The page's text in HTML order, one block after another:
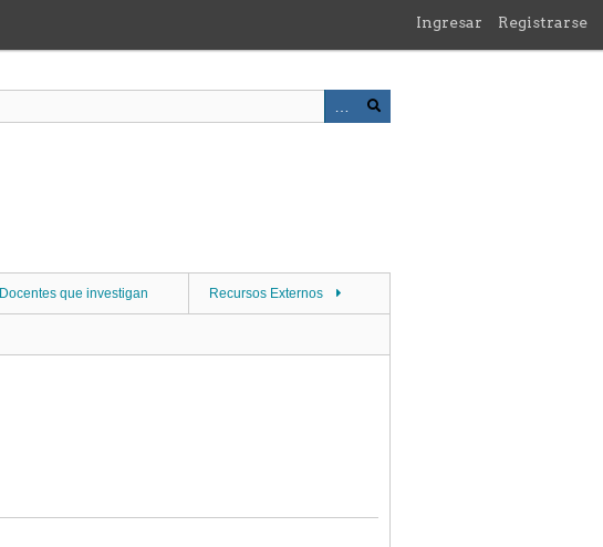
Ingresar Registrarse
Docentes que investigan Recursos Externos